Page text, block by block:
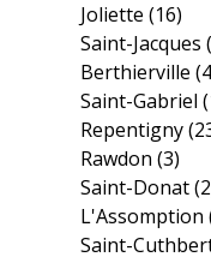
Joliette(16)
Saint-Jacques
Berthierville
Saint-Gabriel
Repentigny
Rawdon(3)
Saint-Donat
L'Assomption
Saint-